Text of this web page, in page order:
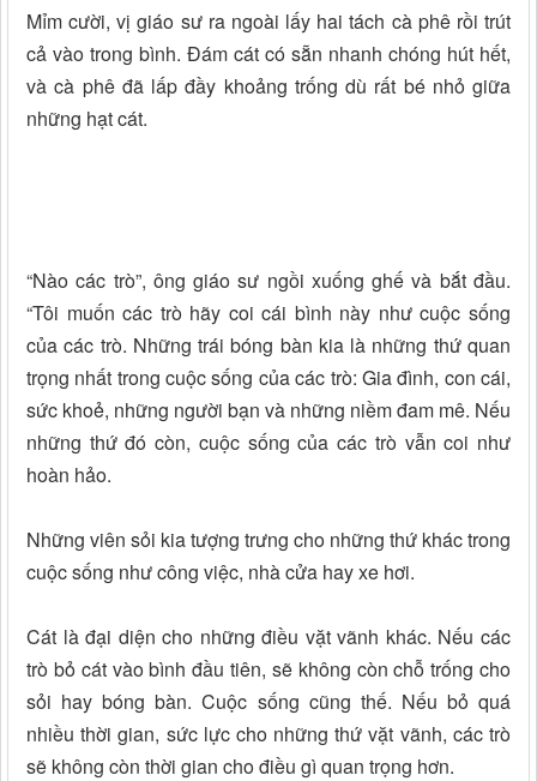
Mỉm cười, vị giáo sư ra ngoài lấy hai tách cà phê rồi trút
cả vào trong bình. Ðám cát có sẵn nhanh chóng hút hết,
và cà phê đã lấp đầy khoảng trống dù rất bé nhỏ giữa
những hạt cát.
“Nào các trò”, ông giáo sư ngồi xuống ghế và bắt đầu.
“Tôi muốn các trò hãy coi cái bình này như cuộc sống
của các trò. Những trái bóng bàn kia là những thứ quan
trọng nhất trong cuộc sống của các trò: Gia đình, con cái,
sức khoẻ, những người bạn và những niềm đam mê. Nếu
những thứ đó còn, cuộc sống của các trò vẫn coi như
hoàn hảo.
Những viên sỏi kia tượng trưng cho những thứ khác trong
cuộc sống như công việc, nhà cửa hay xe hơi.
Cát là đại diện cho những điều vặt vãnh khác. Nếu các
trò bỏ cát vào bình đầu tiên, sẽ không còn chỗ trống cho
sỏi hay bóng bàn. Cuộc sống cũng thế. Nếu bỏ quá
nhiều thời gian, sức lực cho những thứ vặt vãnh, các trò
sẽ không còn thời gian cho điều gì quan trọng hơn.